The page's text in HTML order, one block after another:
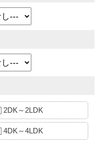
2DK～2LDK
4DK～4LDK